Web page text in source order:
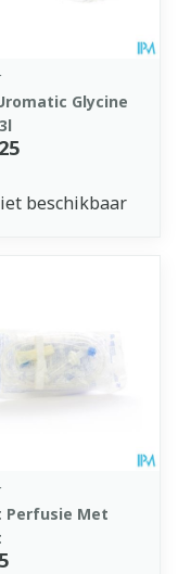
Glycine
beschikbaar
Perfusie Met